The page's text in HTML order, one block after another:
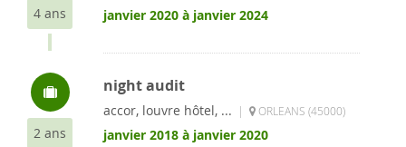
4 ans janvier 2020 à janvier 2024
2 ans
night audit
accor, louvre hôtel, ... | ORLEANS (45000)
janvier 2018 à janvier 2020